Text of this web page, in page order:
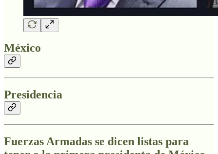
México
Presidencia
Fuerzas Armadas se dicen listas para